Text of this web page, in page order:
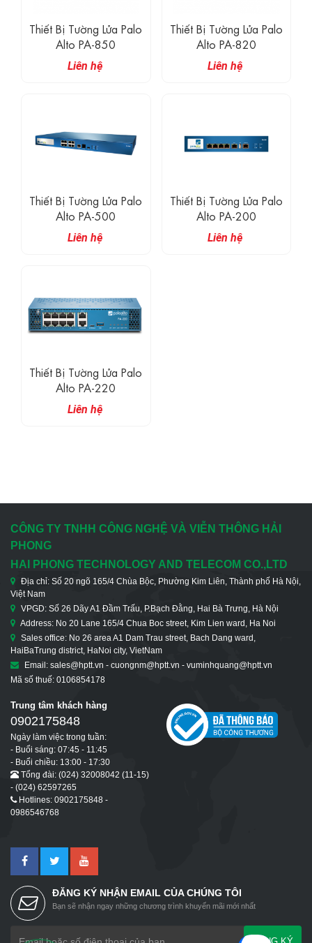
Thiết Bị Tường Lửa Palo
Alto PA-850
Liên hệ
Thiết Bị Tường Lửa Palo
Alto PA-820
Liên hệ
Thiết Bị Tường Lửa Palo
Alto PA-500
Liên hệ
Thiết Bị Tường Lửa Palo
Alto PA-200
Liên hệ
Thiết Bị Tường Lửa Palo
Alto PA-220
Liên hệ
CÔNG TY TNHH CÔNG NGHỆ VÀ VIỄN THÔNG HẢI
PHONG
HAI PHONG TECHNOLOGY AND TELECOM CO.,LTD
Địa chỉ: Số 20 ngõ 165/4 Chùa Bộc, Phường Kim Liên, Thành phố Hà Nội,
Việt Nam
VPGD: Số 26 Dãy A1 Đầm Trấu, P.Bạch Đằng, Hai Bà Trưng, Hà Nội
Address: No 20 Lane 165/4 Chua Boc street, Kim Lien ward, Ha Noi
Sales office: No 26 area A1 Dam Trau street, Bach Dang ward,
HaiBaTrung district, HaNoi city, VietNam
Email: sales@hptt.vn - cuongnm@hptt.vn - vuminhquang@hptt.vn
Mã số thuế: 0106854178
Trung tâm khách hàng
0902175848
Ngày làm việc trong tuần:
- Buổi sáng: 07:45 - 11:45
- Buổi chiều: 13:00 - 17:30
Tổng đài: (024) 32008042 (11-15)
- (024) 62597265
Hotlines: 0902175848 -
0986546768
ĐĂNG KÝ NHẬN EMAIL CỦA CHÚNG TÔI
Bạn sẽ nhận ngay những chương trình khuyến mãi mới nhất